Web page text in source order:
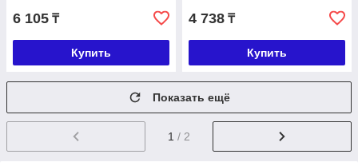
6 105 ₸
Купить
4 738 ₸
Купить
Показать ещё
1 / 2